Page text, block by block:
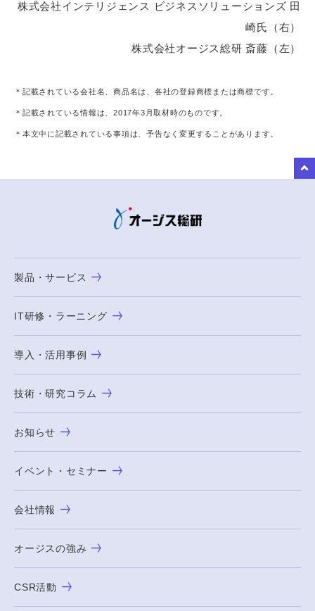
株式会社インテリジェンス ビジネスソリューションズ 田
崎氏（右）
株式会社オージス総研 斎藤（左）
＊記載されている会社名、商品名は、各社の登録商標または商標です。
＊記載されている情報は、2017年3月取材時のものです。
＊本文中に記載されている事項は、予告なく変更することがあります。
製品・サービス
IT研修・ラーニング
導入・活用事例
技術・研究コラム
お知らせ
イベント・セミナー
会社情報
オージスの強み
CSR活動